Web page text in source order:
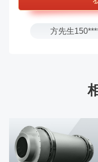
张先生
方先生
徐先生